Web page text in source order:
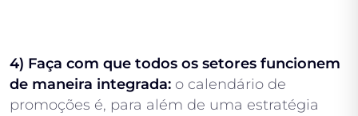
4) Faça com que todos os setores funcionem
de maneira integrada: o calendário de
promoções é, para além de uma estratégia